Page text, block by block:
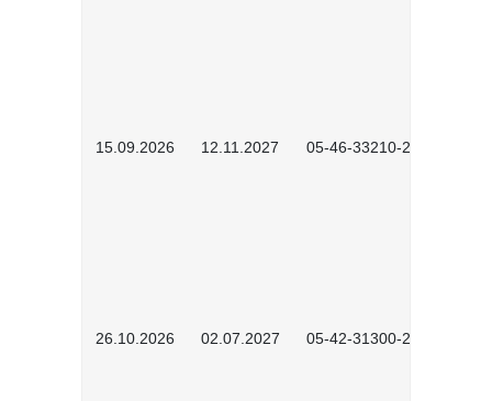
15.09.2026 12.11.2027 05-46-33210-2601
26.10.2026 02.07.2027 05-42-31300-2601